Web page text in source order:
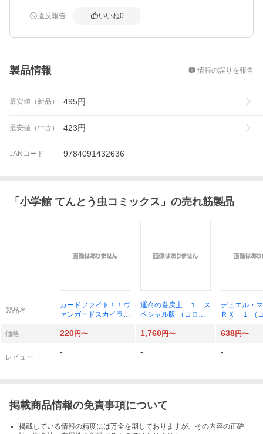
違反報告 いいね0
製品情報 情報の誤りを報告
最安値（新品） 495円
最安値（中古） 423円
JANコード 9784091432636
「 小学館 てんとう虫コミックス 」の売れ筋製品
製品名
カードファイト！！ヴ
ァンガードスカイライ
ミックス） 大円坊真
運命の巻戻士 １ ス
ペシャル版 （コロコ
風太
デュエル・
ＲＸ １ （
げのぶ
価格 220円〜 1,760円〜 638円〜
レビュー
- - -
掲載商品情報の免責事項について
掲載している情報の精度には万全を期しておりますが、その内容の正確